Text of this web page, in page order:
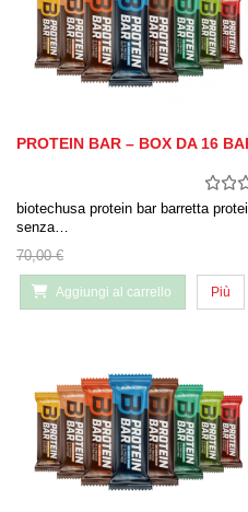
PROTEIN BAR – BOX DA 16
biotechusa protein bar barretta
senza…
70,00 €
Aggiungi al carrello Più